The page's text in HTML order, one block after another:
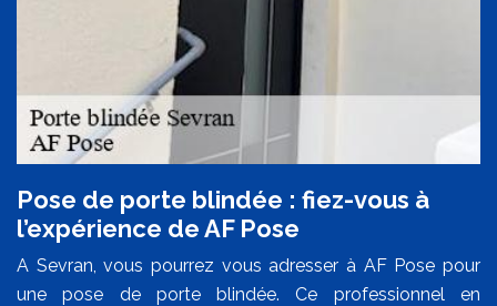
Pose de porte blindée : fiez-vous à
l’expérience de AF Pose
A Sevran, vous pourrez vous adresser à AF Pose pour
une pose de porte blindée. Ce professionnel en